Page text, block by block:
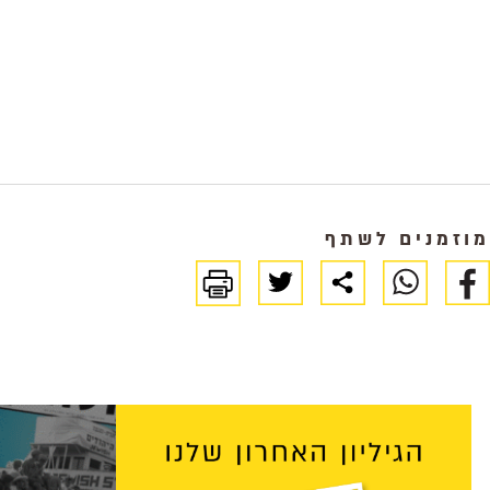
מוזמנים לשתף